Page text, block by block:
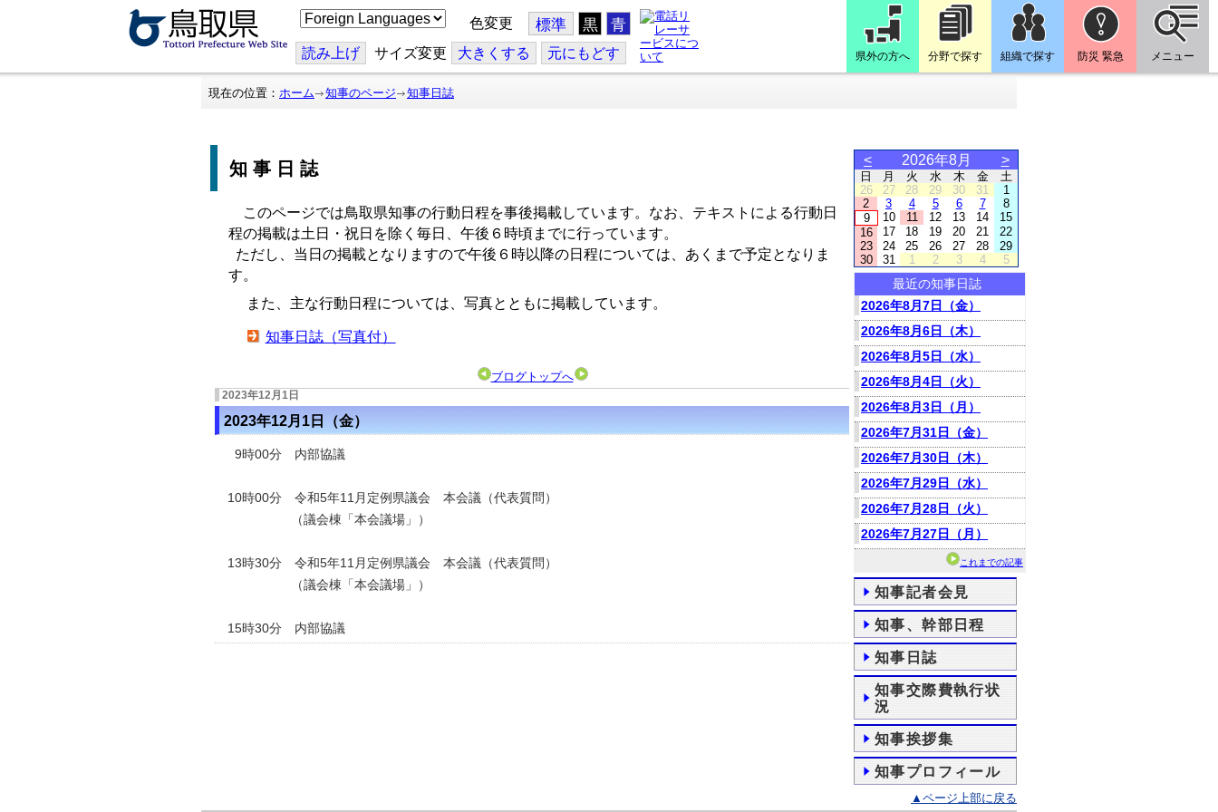
こ
の
ジ
を
翻
色変更 標準 黒 青
読み上げ サイズ変更 大きくする 元にもどす 県外の方へ 分野で探す 組織で探す 防災 緊急 メニュー
現在の位置： ホーム 知事のページ 知事日誌
知事日誌
このページでは鳥取県知事の行動日程を事後掲載しています。なお、テキストによる行動日
程の掲載は土日・祝日を除く毎日、午後６時頃までに行っています。
ただし、当日の掲載となりますので午後６時以降の日程については、あくまで予定となりま
す。
また、主な行動日程については、写真とともに掲載しています。
知事日誌（写真付）
ブログトップへ
2023年12月1日
2023年12月1日（金）
9時00分 内部協議
10時00分 令和5年11月定例県議会 本会議（代表質問）
（議会棟「本会議場」）
13時30分 令和5年11月定例県議会 本会議（代表質問）
（議会棟「本会議場」）
15時30分 内部協議
< 2026年8月 >
日 月 火 水 木 金
土
26
27 28 29 30 31
1
2
3 4 5 6 7
8
9
10 11 12 13 14
15
16
17 18 19 20 21
22
23
24 25 26 27 28
29
30
31 1 2 3 4 5
最近の知事日誌
2026年8月7日（金）
2026年8月6日（木）
2026年8月5日（水）
2026年8月4日（火）
2026年8月3日（月）
2026年7月31日（金）
2026年7月30日（木）
2026年7月29日（水）
2026年7月28日（火）
2026年7月27日（月）
これまでの記事
知事記者会見
知事、幹部日程
知事日誌
知事交際費執行状
況
知事挨拶集
知事プロフィール
▲ページ上部に戻る